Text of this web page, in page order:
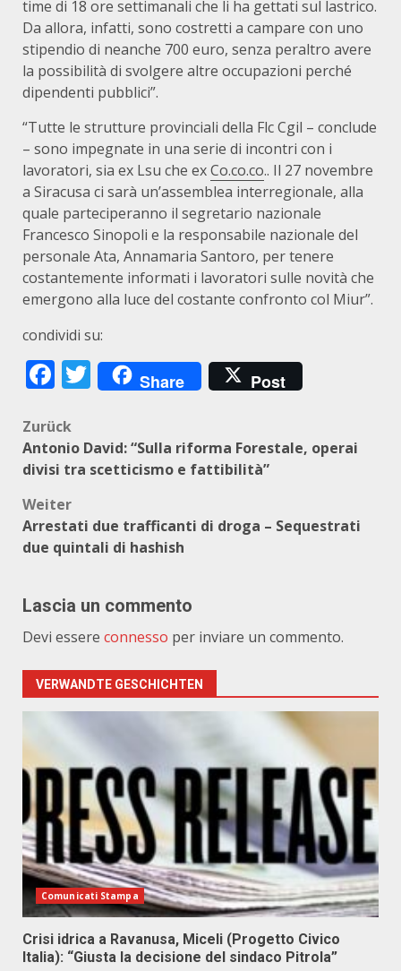
time di 18 ore settimanali che li ha gettati sul lastrico.
Da allora, infatti, sono costretti a campare con uno
stipendio di neanche 700 euro, senza peraltro avere
la possibilità di svolgere altre occupazioni perché
dipendenti pubblici”.
“Tutte le strutture provinciali della Flc Cgil – conclude
– sono impegnate in una serie di incontri con i
lavoratori, sia ex Lsu che exCo.co.co.. Il 27 novembre
a Siracusa ci sarà un’assemblea interregionale, alla
quale parteciperanno il segretario nazionale
Francesco Sinopoli e la responsabile nazionale del
personale Ata, Annamaria Santoro, per tenere
costantemente informati i lavoratori sulle novità che
emergono alla luce del costante confronto col Miur”.
condividi su:
Facebook
Twitter
Share Post
Beitragsnavigation
Zurück
Antonio David: “Sulla riforma Forestale, operai
divisi tra scetticismo e fattibilità”
Weiter
Arrestati due trafficanti di droga – Sequestrati
due quintali di hashish
Lascia un commento
Devi essere connesso per inviare un commento.
VERWANDTE GESCHICHTEN
Comunicati Stampa
Crisi idrica a Ravanusa, Miceli (Progetto Civico
Italia): “Giusta la decisione del sindaco Pitrola”